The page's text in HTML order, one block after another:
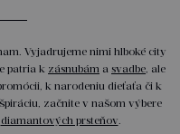
Vyjadrujeme nimi hlboké city
patria k zásnubám a svadbe, ale
k narodeniu dieťaťa či k
začnite v našom výbere
diamantových prsteňov.